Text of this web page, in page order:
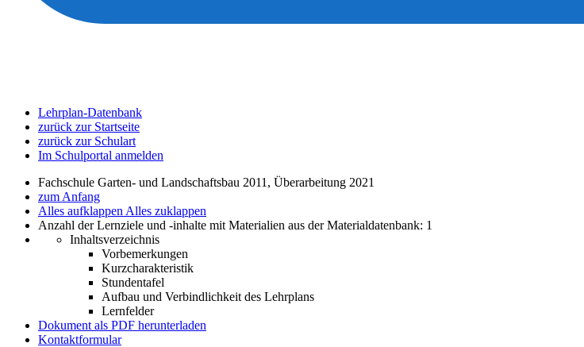
Lehrplan-Datenbank
zurück zur Startseite
zurück zur Schulart
Im Schulportal anmelden
Fachschule Garten- und Landschaftsbau 2011, Überarbeitung 2021
zum Anfang
Alles aufklappen Alles zuklappen
Anzahl der Lernziele und -inhalte mit Materialien aus der Materialdatenbank: 1
Inhaltsverzeichnis
Vorbemerkungen
Kurzcharakteristik
Stundentafel
Aufbau und Verbindlichkeit des Lehrplans
Lernfelder
Dokument als PDF herunterladen
Kontaktformular